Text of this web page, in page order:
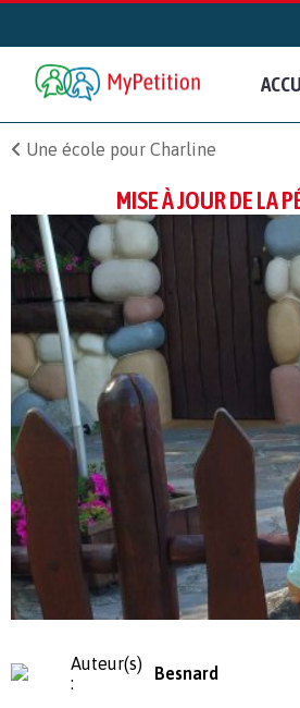
Une école pour Charline
MISE À JOUR DE LA
Auteur(s)
:
Besnard